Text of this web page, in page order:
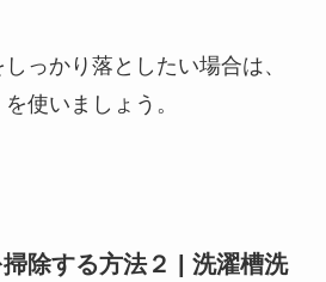
っかり落としたい場合は、
使いましょう。
除する方法２ | 洗濯槽洗